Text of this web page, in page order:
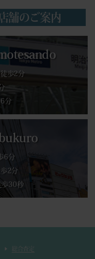
舗のご案内
徒歩2分
6分
6分
歩2分
歩30秒
総合査定